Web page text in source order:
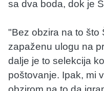
sa dva boda, dok je
"Bez obzira na to što
zapaženu ulogu na
dalje je to selekcija
poštovanje. Ipak, mi